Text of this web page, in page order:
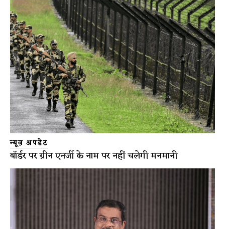
न्यूज़ अपडेट
बॉर्डर पर ग्रीन एनर्जी के नाम पर नहीं चलेगी मनमानी